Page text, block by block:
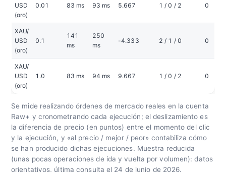
USD
(oro)
0.01 83 ms 93 ms 5.667 1 / 0 / 2 0
XAU/
USD
(oro)
0.1
141
ms
250
ms
-4.333 2 / 1 / 0 0
XAU/
USD
(oro)
1.0 83 ms 94 ms 9.667 1 / 0 / 2 0
Se mide realizando órdenes de mercado reales en la cuenta
Raw+ y cronometrando cada ejecución; el deslizamiento es
la diferencia de precio (en puntos) entre el momento del clic
y la ejecución, y «al precio / mejor / peor» contabiliza cómo
se han producido dichas ejecuciones. Muestra reducida
(unas pocas operaciones de ida y vuelta por volumen): datos
orientativos, última consulta el 24 de junio de 2026.